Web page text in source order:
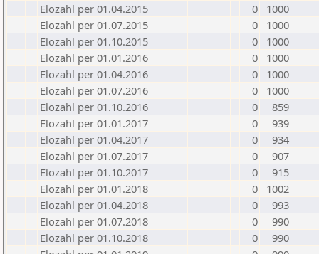
Elozahl per 01.04.2015
0
1000
Elozahl per 01.07.2015
0
1000
Elozahl per 01.10.2015
0
1000
Elozahl per 01.01.2016
0
1000
Elozahl per 01.04.2016
0
1000
Elozahl per 01.07.2016
0
1000
Elozahl per 01.10.2016
0
859
Elozahl per 01.01.2017
0
939
Elozahl per 01.04.2017
0
934
Elozahl per 01.07.2017
0
907
Elozahl per 01.10.2017
0
915
Elozahl per 01.01.2018
0
1002
Elozahl per 01.04.2018
0
993
Elozahl per 01.07.2018
0
990
Elozahl per 01.10.2018
0
990